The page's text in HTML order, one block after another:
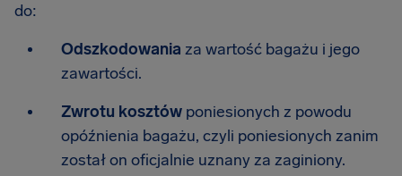
do:
Odszkodowania za wartość bagażu i jego
zawartości.
Zwrotu kosztów poniesionych z powodu
opóźnienia bagażu, czyli poniesionych zanim
został on oficjalnie uznany za zaginiony.